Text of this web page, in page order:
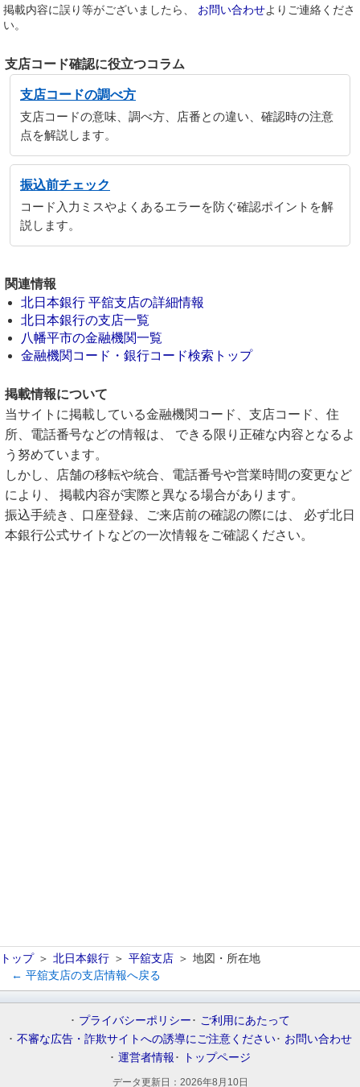
掲載内容に誤り等がございましたら、 お問い合わせよりご連絡くださ
い。
支店コード確認に役立つコラム
支店コードの調べ方
支店コードの意味、調べ方、店番との違い、確認時の注意
点を解説します。
振込前チェック
コード入力ミスやよくあるエラーを防ぐ確認ポイントを解
説します。
関連情報
北日本銀行 平舘支店の詳細情報
北日本銀行の支店一覧
八幡平市の金融機関一覧
金融機関コード・銀行コード検索トップ
掲載情報について
当サイトに掲載している金融機関コード、支店コード、住
所、電話番号などの情報は、 できる限り正確な内容となるよ
う努めています。
しかし、店舗の移転や統合、電話番号や営業時間の変更など
により、 掲載内容が実際と異なる場合があります。
振込手続き、口座登録、ご来店前の確認の際には、 必ず北日
本銀行公式サイトなどの一次情報をご確認ください。
トップ 北日本銀行 平舘支店
地図・所在地
← 平舘支店の支店情報へ戻る
プライバシーポリシー
ご利用にあたって
不審な広告・詐欺サイトへの誘導にご注意ください
お問い合わせ
運営者情報
トップページ
データ更新日： 2026年8月10日